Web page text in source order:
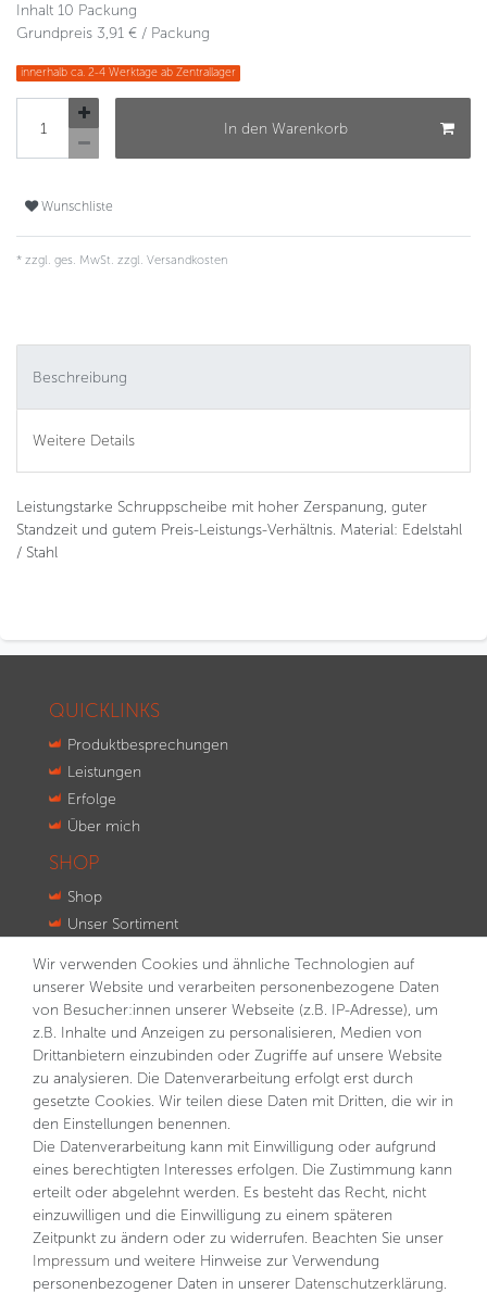
Inhalt 10 Packung
Grundpreis 3,91 € / Packung
innerhalb ca. 2-4 Werktage ab Zentrallager
In den Warenkorb
Wunschliste
* zzgl. ges. MwSt. zzgl. Versandkosten
Beschreibung
Weitere Details
Leistungstarke Schruppscheibe mit hoher Zerspanung, guter
Standzeit und gutem Preis-Leistungs-Verhältnis. Material: Edelstahl
/ Stahl
QUICKLINKS
Produktbesprechungen
Leistungen
Erfolge
Über mich
SHOP
Shop
Unser Sortiment
Kontakt
NEWSLETTER
VORNAME NACHNAME
Hiermit bestätige ich, dass ich dieDaten­schutz­erklärung
gelesen habe. Meine Einwilligung kann ich jederzeit
widerrufen.**
Abonnieren
** Hierbei handelt es sich um ein Pflichtfeld.
Wir verwenden Cookies und ähnliche Technologien auf
unserer Website und verarbeiten personenbezogene Daten
von Besucher:innen unserer Webseite (z.B. IP-Adresse), um
z.B. Inhalte und Anzeigen zu personalisieren, Medien von
Drittanbietern einzubinden oder Zugriffe auf unsere Website
zu analysieren. Die Datenverarbeitung erfolgt erst durch
gesetzte Cookies. Wir teilen diese Daten mit Dritten, die wir in
den Einstellungen benennen.
Die Datenverarbeitung kann mit Einwilligung oder aufgrund
eines berechtigten Interesses erfolgen. Die Zustimmung kann
erteilt oder abgelehnt werden. Es besteht das Recht, nicht
einzuwilligen und die Einwilligung zu einem späteren
Zeitpunkt zu ändern oder zu widerrufen. Beachten Sie unser
Impressum und weitere Hinweise zur Verwendung
personenbezogener Daten in unserer Daten­schutz­erklärung.